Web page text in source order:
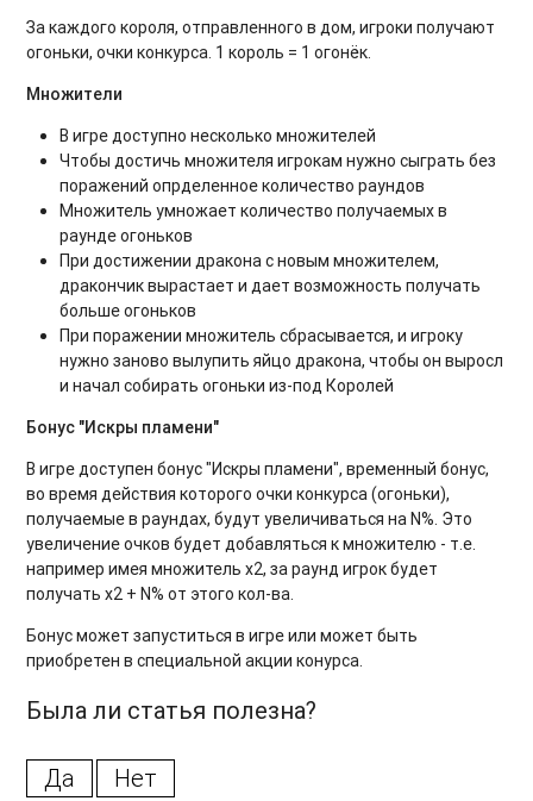
За каждого короля, отправленного в дом, игроки получают
огоньки, очки конкурса. 1 король = 1 огонёк.
Множители
В игре доступно несколько множителей
Чтобы достичь множителя игрокам нужно сыграть без
поражений опрделенное количество раундов
Множитель умножает количество получаемых в
раунде огоньков
При достижении дракона с новым множителем,
дракончик вырастает и дает возможность получать
больше огоньков
При поражении множитель сбрасывается, и игроку
нужно заново вылупить яйцо дракона, чтобы он выросл
и начал собирать огоньки из-под Королей
Бонус "Искры пламени"
В игре доступен бонус "Искры пламени", временный бонус,
во время действия которого очки конкурса (огоньки),
получаемые в раундах, будут увеличиваться на N%. Это
увеличение очков будет добавляться к множителю - т.е.
например имея множитель х2, за раунд игрок будет
получать х2 + N% от этого кол-ва.
Бонус может запуститься в игре или может быть
приобретен в специальной акции конурса.
Была ли статья полезна?
Да Нет